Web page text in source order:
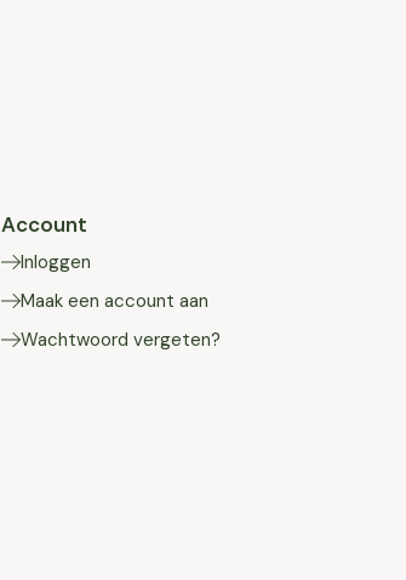
Account
Inloggen
Maak een account aan
Wachtwoord vergeten?